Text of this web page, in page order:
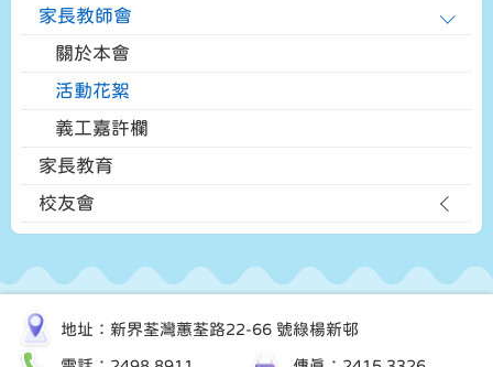
家長教師會
關於本會
活動花絮
義工嘉許欄
家長教育
校友會
地址：新界荃灣蕙荃路22-66 號綠楊新邨